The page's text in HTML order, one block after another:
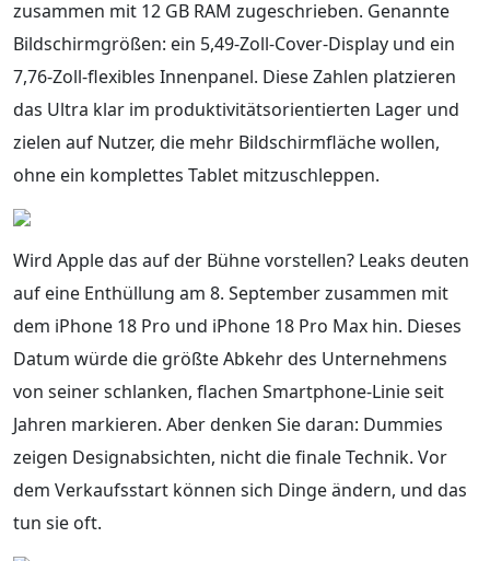
zusammen mit 12 GB RAM zugeschrieben. Genannte
Bildschirmgrößen: ein 5,49-Zoll-Cover-Display und ein
7,76-Zoll-flexibles Innenpanel. Diese Zahlen platzieren
das Ultra klar im produktivitätsorientierten Lager und
zielen auf Nutzer, die mehr Bildschirmfläche wollen,
ohne ein komplettes Tablet mitzuschleppen.
Wird Apple das auf der Bühne vorstellen? Leaks deuten
auf eine Enthüllung am 8. September zusammen mit
dem iPhone 18 Pro und iPhone 18 Pro Max hin. Dieses
Datum würde die größte Abkehr des Unternehmens
von seiner schlanken, flachen Smartphone-Linie seit
Jahren markieren. Aber denken Sie daran: Dummies
zeigen Designabsichten, nicht die finale Technik. Vor
dem Verkaufsstart können sich Dinge ändern, und das
tun sie oft.